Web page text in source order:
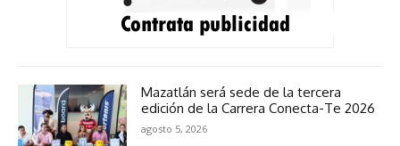
Mazatlán será sede de la tercera
edición de la Carrera Conecta-Te 2026
agosto 5, 2026